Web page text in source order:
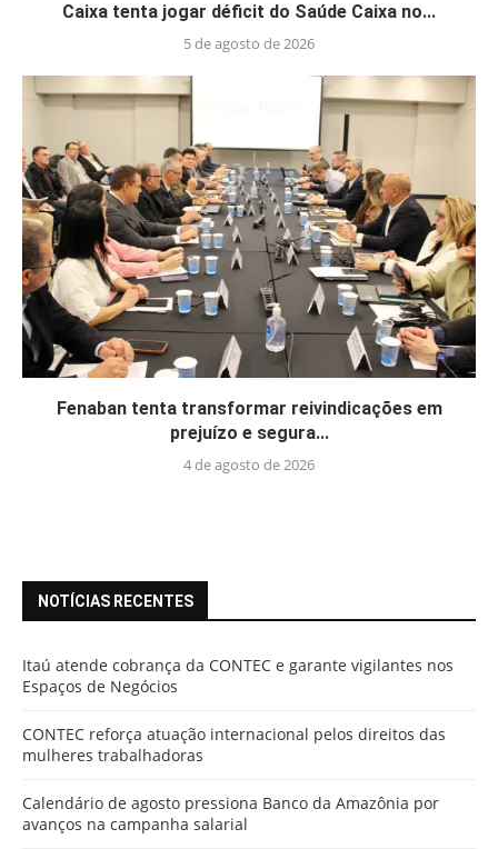
Caixa tenta jogar déficit do Saúde Caixa no...
5 de agosto de 2026
Fenaban tenta transformar reivindicações em
prejuízo e segura...
4 de agosto de 2026
NOTÍCIAS RECENTES
Itaú atende cobrança da CONTEC e garante vigilantes nos
Espaços de Negócios
CONTEC reforça atuação internacional pelos direitos das
mulheres trabalhadoras
Calendário de agosto pressiona Banco da Amazônia por
avanços na campanha salarial